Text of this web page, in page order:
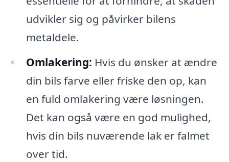
udvikler sig og påvirker bilens
metaldele.
Omlakering: Hvis du ønsker at ændre
din bils farve eller friske den op, kan
en fuld omlakering være løsningen.
Det kan også være en god mulighed,
hvis din bils nuværende lak er falmet
over tid.